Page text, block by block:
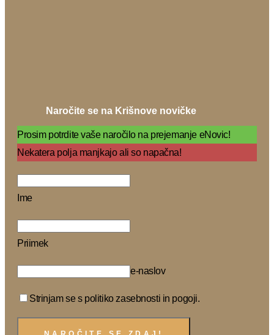
Naročite se na Krišnove novičke
Prosim potrdite vaše naročilo na prejemanje eNovic!
Nekatera polja manjkajo ali so napačna!
Ime
Priimek
e-naslov
Strinjam se s politiko zasebnosti in pogoji.